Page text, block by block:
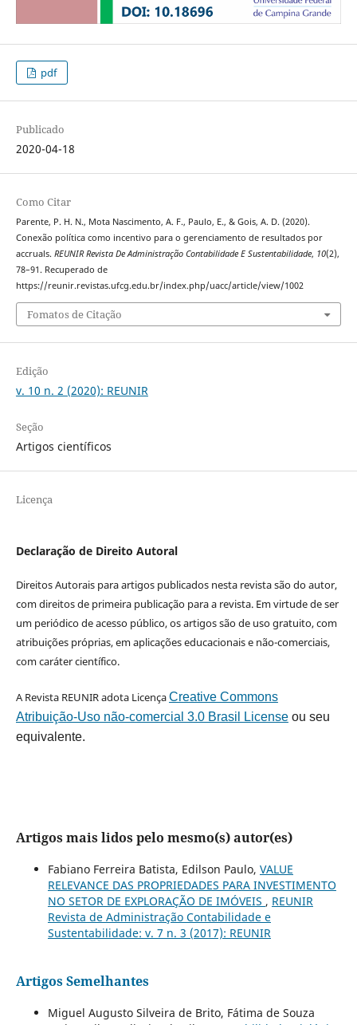
pdf
Publicado
2020-04-18
Como Citar
Parente, P. H. N., Mota Nascimento, A. F., Paulo, E., & Gois, A. D. (2020).
Conexão política como incentivo para o gerenciamento de resultados por
accruals. REUNIR Revista De Administração Contabilidade E Sustentabilidade, 10(2),
78–91. Recuperado de
https://reunir.revistas.ufcg.edu.br/index.php/uacc/article/view/1002
Fomatos de Citação
Edição
v. 10 n. 2 (2020): REUNIR
Seção
Artigos científicos
Licença
Declaração de Direito Autoral
Direitos Autorais para artigos publicados nesta revista são do autor,
com direitos de primeira publicação para a revista. Em virtude de ser
um periódico de acesso público, os artigos são de uso gratuito, com
atribuições próprias, em aplicações educacionais e não-comerciais,
com caráter científico.
A Revista REUNIR adota LicençaCreative Commons
Atribuição-Uso não-comercial 3.0 Brasil Licenseou seu
equivalente.
Artigos mais lidos pelo mesmo(s) autor(es)
Fabiano Ferreira Batista, Edilson Paulo, VALUE
RELEVANCE DAS PROPRIEDADES PARA INVESTIMENTO
NO SETOR DE EXPLORAÇÃO DE IMÓVEIS , REUNIR
Revista de Administração Contabilidade e
Sustentabilidade: v. 7 n. 3 (2017): REUNIR
Artigos Semelhantes
Miguel Augusto Silveira de Brito, Fátima de Souza